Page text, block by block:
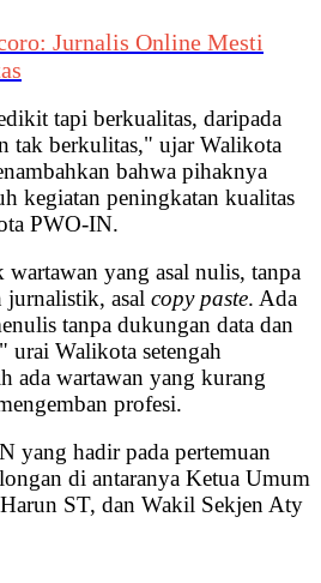
Jurnalis Online Mesti
tapi berkualitas, daripada
tak berkulitas," ujar Walikota
bahwa pihaknya
kegiatan peningkatan kualitas
PWO-IN.
yang asal nulis, tanpa
jurnalistik, asal copy paste. Ada
tanpa dukungan data dan
urai Walikota setengah
ada wartawan yang kurang
profesi.
yang hadir pada pertemuan
di antaranya Ketua Umum
ST, dan Wakil Sekjen Aty